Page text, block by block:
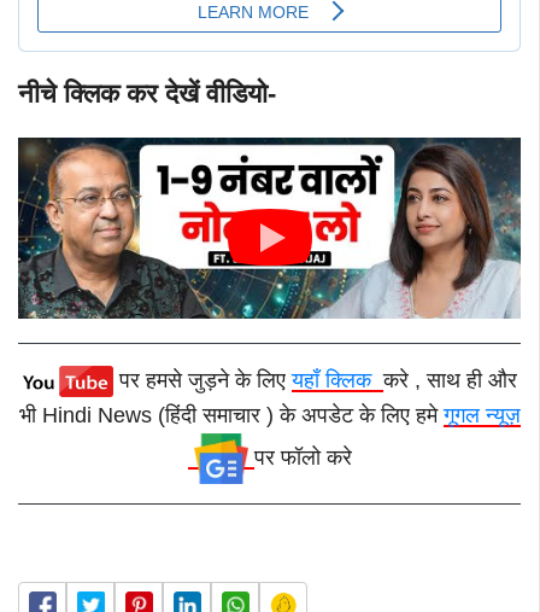
नीचे क्लिक कर देखें वीडियो-
पर हमसे जुड़ने के लिएयहाँ क्लिककरे , साथ ही और
भी Hindi News (हिंदी समाचार ) के अपडेट के लिए हमेगूगल न्यूज़
पर फॉलो करे